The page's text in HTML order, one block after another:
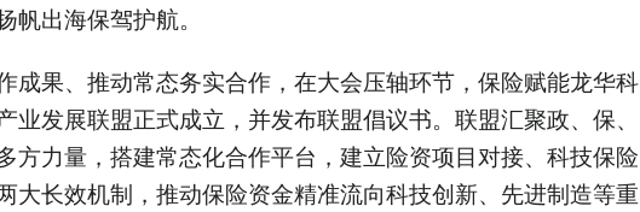
帆出海保驾护航。
成果、推动常态务实合作，在大会压轴环节，保险赋能龙华科
业发展联盟正式成立，并发布联盟倡议书。联盟汇聚政、保、
方力量，搭建常态化合作平台，建立险资项目对接、科技保险
大长效机制，推动保险资金精准流向科技创新、先进制造等重